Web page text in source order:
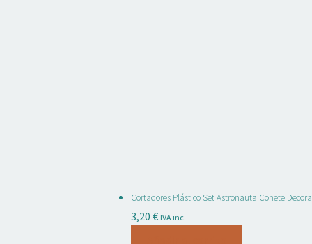
Cortadores Plástico Set Astronauta Cohete Decora
3,20€ IVA inc.